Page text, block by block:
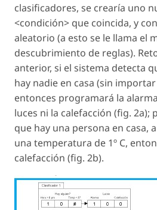
clasificadores, se crearía uno
<condición> que coincida, y
aleatorio (a esto se le llama el
descubrimiento de reglas).
anterior, si el sistema detecta
hay nadie en casa (sin
entonces programará la
luces ni la calefacción (fig. 2a);
que hay una persona en casa,
una temperatura de 1º C,
calefacción (fig. 2b).